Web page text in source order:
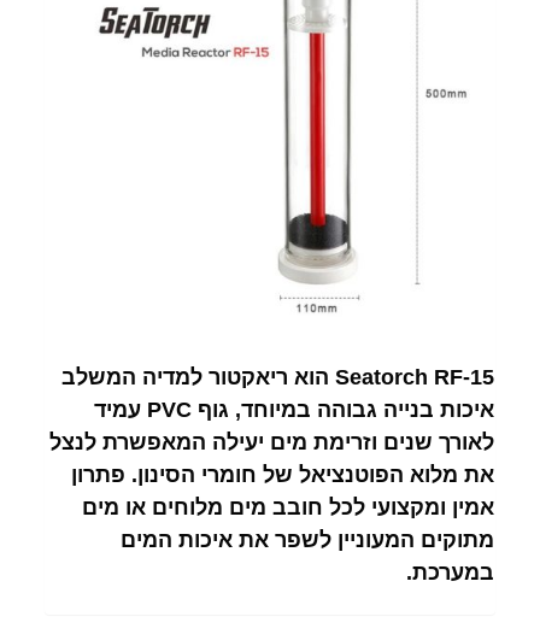
Seatorch RF-15 הוא ריאקטור למדיה המשלב
איכות בנייה גבוהה במיוחד, גוף PVC עמיד
לאורך שנים וזרימת מים יעילה המאפשרת לנצל
את מלוא הפוטנציאל של חומרי הסינון. פתרון
אמין ומקצועי לכל חובב מים מלוחים או מים
מתוקים המעוניין לשפר את איכות המים
במערכת.